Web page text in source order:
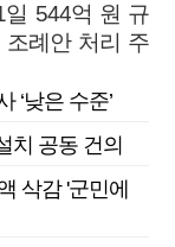
일 544억 원 규
례안 처리 주
‘낮은 수준’
치 공동 건의
삭감 '군민에